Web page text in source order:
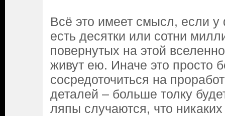
Всё это имеет смысл, если
есть десятки или сотни
повернутых на этой
живут ею. Иначе это просто
сосредоточиться на
деталей – больше толку
ляпы случаются, что